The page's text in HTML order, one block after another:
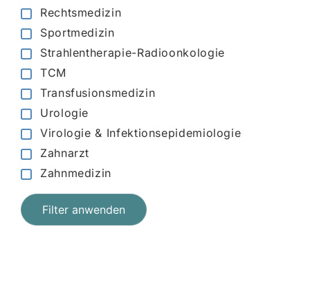
Rechtsmedizin
Sportmedizin
Strahlentherapie-Radioonkologie
TCM
Transfusionsmedizin
Urologie
Virologie & Infektionsepidemiologie
Zahnarzt
Zahnmedizin
Filter anwenden